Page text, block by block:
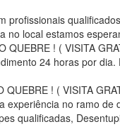
no local estamos
! ( VISITA
24 horas por
! ( VISITA
no ramo
qualificadas,